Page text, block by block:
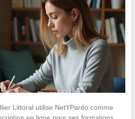
Littoral utilise NetYParéo comme